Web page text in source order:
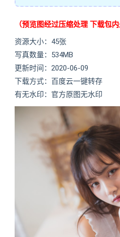
（预览图经过压缩处理 下载包内
资源大小：45张
写真数量：534MB
更新时间：2020-06-09
下载方式：百度云一键转存
有无水印：官方原图无水印